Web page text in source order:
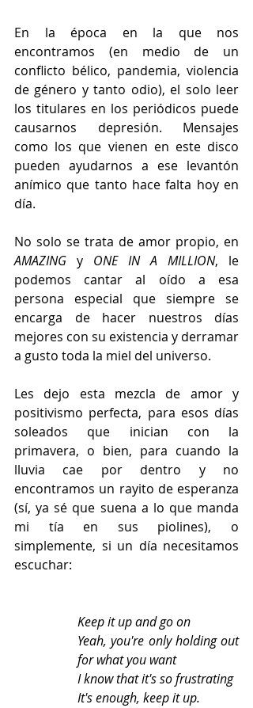
En la época en la que nos
encontramos (en medio de un
conflicto bélico, pandemia, violencia
de género y tanto odio), el solo leer
los titulares en los periódicos puede
causarnos depresión. Mensajes
como los que vienen en este disco
pueden ayudarnos a ese levantón
anímico que tanto hace falta hoy en
día.
AMAZING y ONE IN A MILLION, le
podemos cantar al oído a esa
persona especial que siempre se
encarga de hacer nuestros días
mejores con su existencia y derramar
a gusto toda la miel del universo.
Les dejo esta mezcla de amor y
positivismo perfecta, para esos días
soleados que inician con la
primavera, o bien, para cuando la
lluvia cae por dentro y no
encontramos un rayito de esperanza
(sí, ya sé que suena a lo que manda
mi tía en sus piolines), o
simplemente, si un día necesitamos
escuchar:
Keep it up and go on
Yeah, you're only holding out
for what you want
I know that it's so frustrating
It's enough, keep it up.